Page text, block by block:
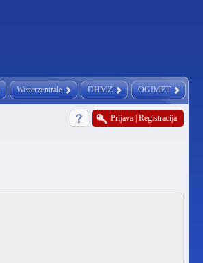
Wetterzentrale DHMZ OGIMET
Prijava Registracija